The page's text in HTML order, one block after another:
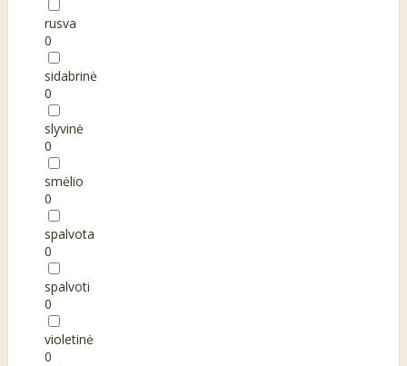
rusva
0
sidabrinė
0
slyvinė
0
smėlio
0
spalvota
0
spalvoti
0
violetinė
0